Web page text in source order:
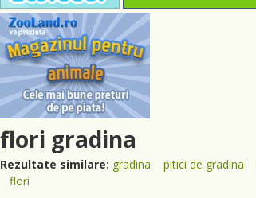
flori gradina
Rezultate similare: gradina pitici de gradina
flori